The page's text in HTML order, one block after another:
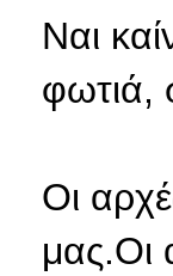
Ναι
φωτιά,
Οι
μας.Οι